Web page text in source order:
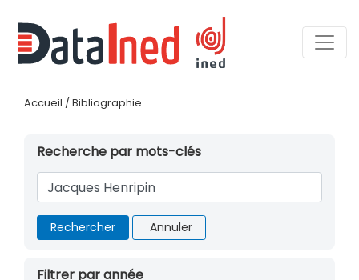
Accueil / Bibliographie
Recherche par mots-clés
Rechercher Annuler
Filtrer par année